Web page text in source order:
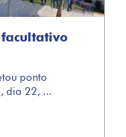
ponto
dia 22, ...